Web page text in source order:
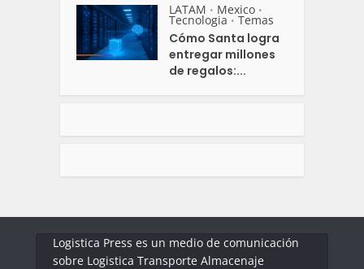
LATAM • Mexico •
Tecnologia • Temas
Cómo Santa logra
entregar millones
de regalos:...
Logistica Press es un medio de comunicación
sobre Logistica Transporte Almacenaje